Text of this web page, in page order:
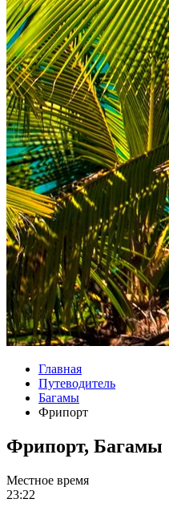
Главная
Путеводитель
Багамы
Фрипорт
Фрипорт, Багамы
Местное время
23:22